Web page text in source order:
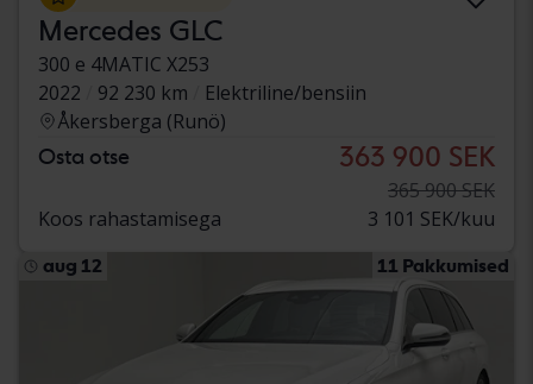
Mercedes GLC
300 e 4MATIC X253
2022
92 230 km
Elektriline/bensiin
Åkersberga (Runö)
Osta otse 363 900 SEK
365 900 SEK
Koos rahastamisega
3 101 SEK/kuu
aug 12 11 Pakkumised